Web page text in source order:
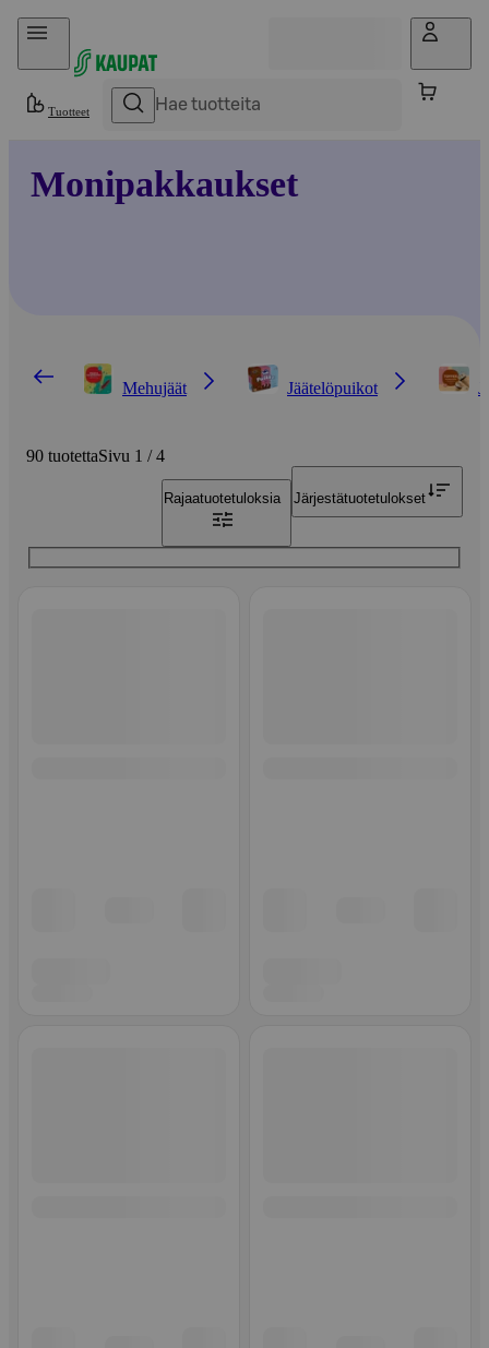
Hyppää sisältöön
Tuotteet
Monipakkaukset
Mehujäät Jäätelöpuikot
90 tuotettaSivu 1 / 4
Rajaatuotetuloksia Järjestätuotetulokset